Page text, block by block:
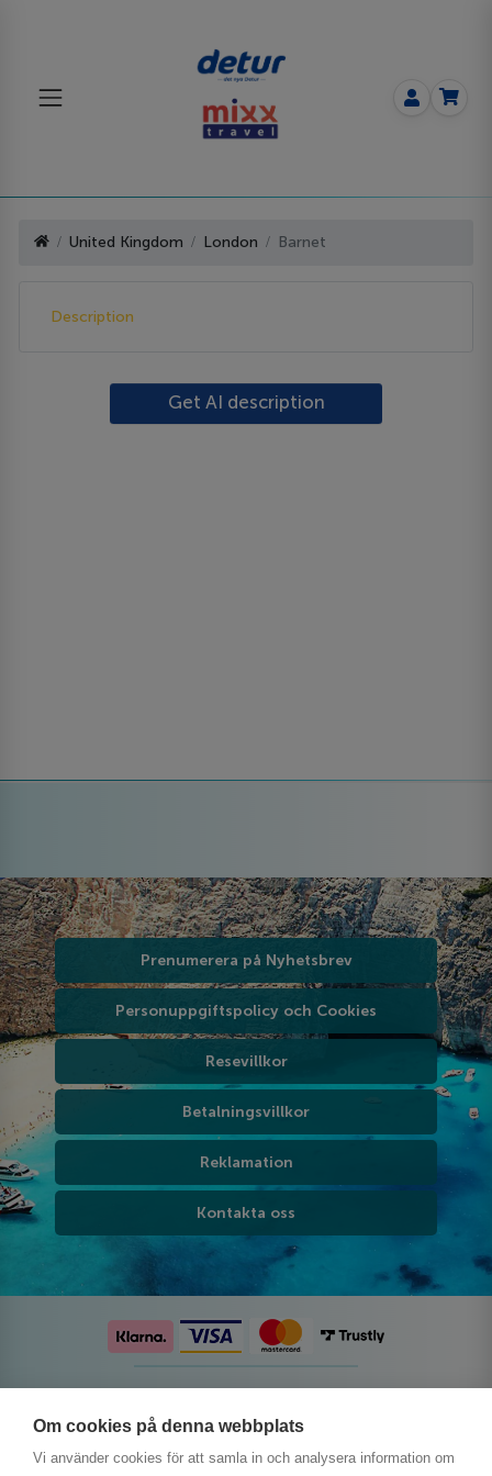
Om cookies på denna webbplats
Vi använder cookies för att samla in och analysera information om
United Kingdom London Barnet
Description
Get AI description
Prenumerera på Nyhetsbrev
Personuppgiftspolicy och Cookies
Resevillkor
Betalningsvillkor
Reklamation
Kontakta oss